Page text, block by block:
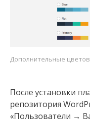
Дополнительные
После установки
репозитория
«Пользователи →